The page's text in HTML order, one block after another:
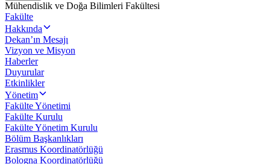
Mühendislik ve Doğa Bilimleri Fakültesi
Fakülte
Hakkında
Dekan’ın Mesajı
Vizyon ve Misyon
Haberler
Duyurular
Etkinlikler
Yönetim
Fakülte Yönetimi
Fakülte Kurulu
Fakülte Yönetim Kurulu
Bölüm Başkanlıkları
Erasmus Koordinatörlüğü
Bologna Koordinatörlüğü